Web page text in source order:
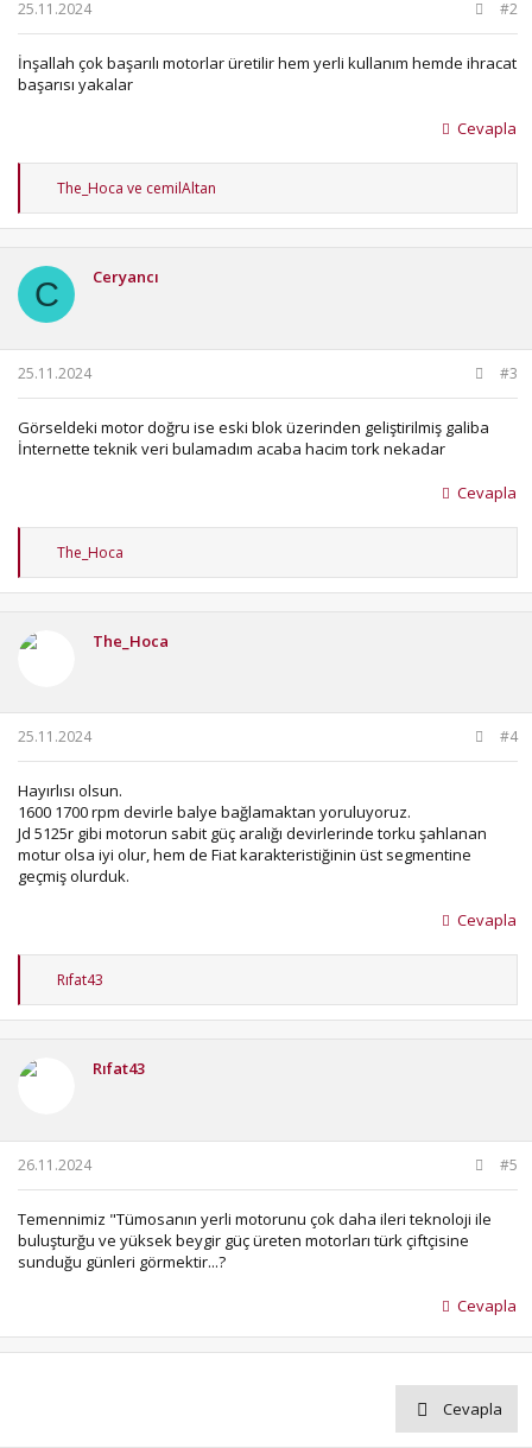
25.11.2024 #2
İnşallah çok başarılı motorlar üretilir hem yerli kullanım hemde ihracat
başarısı yakalar
Cevapla
T
p
e
r
The_Hoca ve cemilAltan
C Ceryancı
25.11.2024 #3
Görseldeki motor doğru ise eski blok üzerinden geliştirilmiş galiba
İnternette teknik veri bulamadım acaba hacim tork nekadar
Cevapla
T
p
The_Hoca
The_Hoca
25.11.2024 #4
Hayırlısı olsun.
1600 1700 rpm devirle balye bağlamaktan yoruluyoruz.
Jd 5125r gibi motorun sabit güç aralığı devirlerinde torku şahlanan
motur olsa iyi olur, hem de Fiat karakteristiğinin üst segmentine
geçmiş olurduk.
Cevapla
T
p
Rıfat43
Rıfat43
26.11.2024 #5
Temennimiz "Tümosanın yerli motorunu çok daha ileri teknoloji ile
buluşturğu ve yüksek beygir güç üreten motorları türk çiftçisine
sunduğu günleri görmektir...?
Cevapla
Cevapla